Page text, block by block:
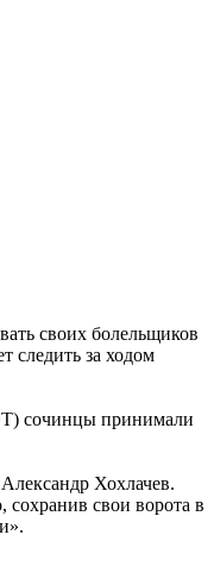
своих болельщиков
следить за ходом
сочинцы принимали
Хохлачев.
свои ворота в